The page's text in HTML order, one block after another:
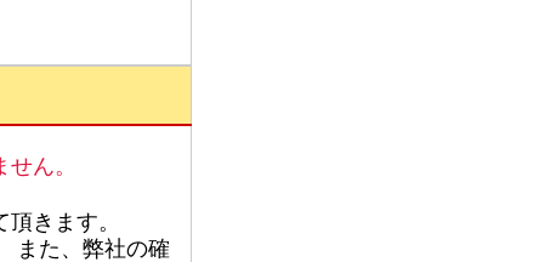
ん。
きます。
また、弊社の確